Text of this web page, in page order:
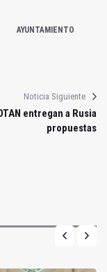
AYUNTAMIENTO
Noticia Siguiente
entregan a Rusia
propuestas